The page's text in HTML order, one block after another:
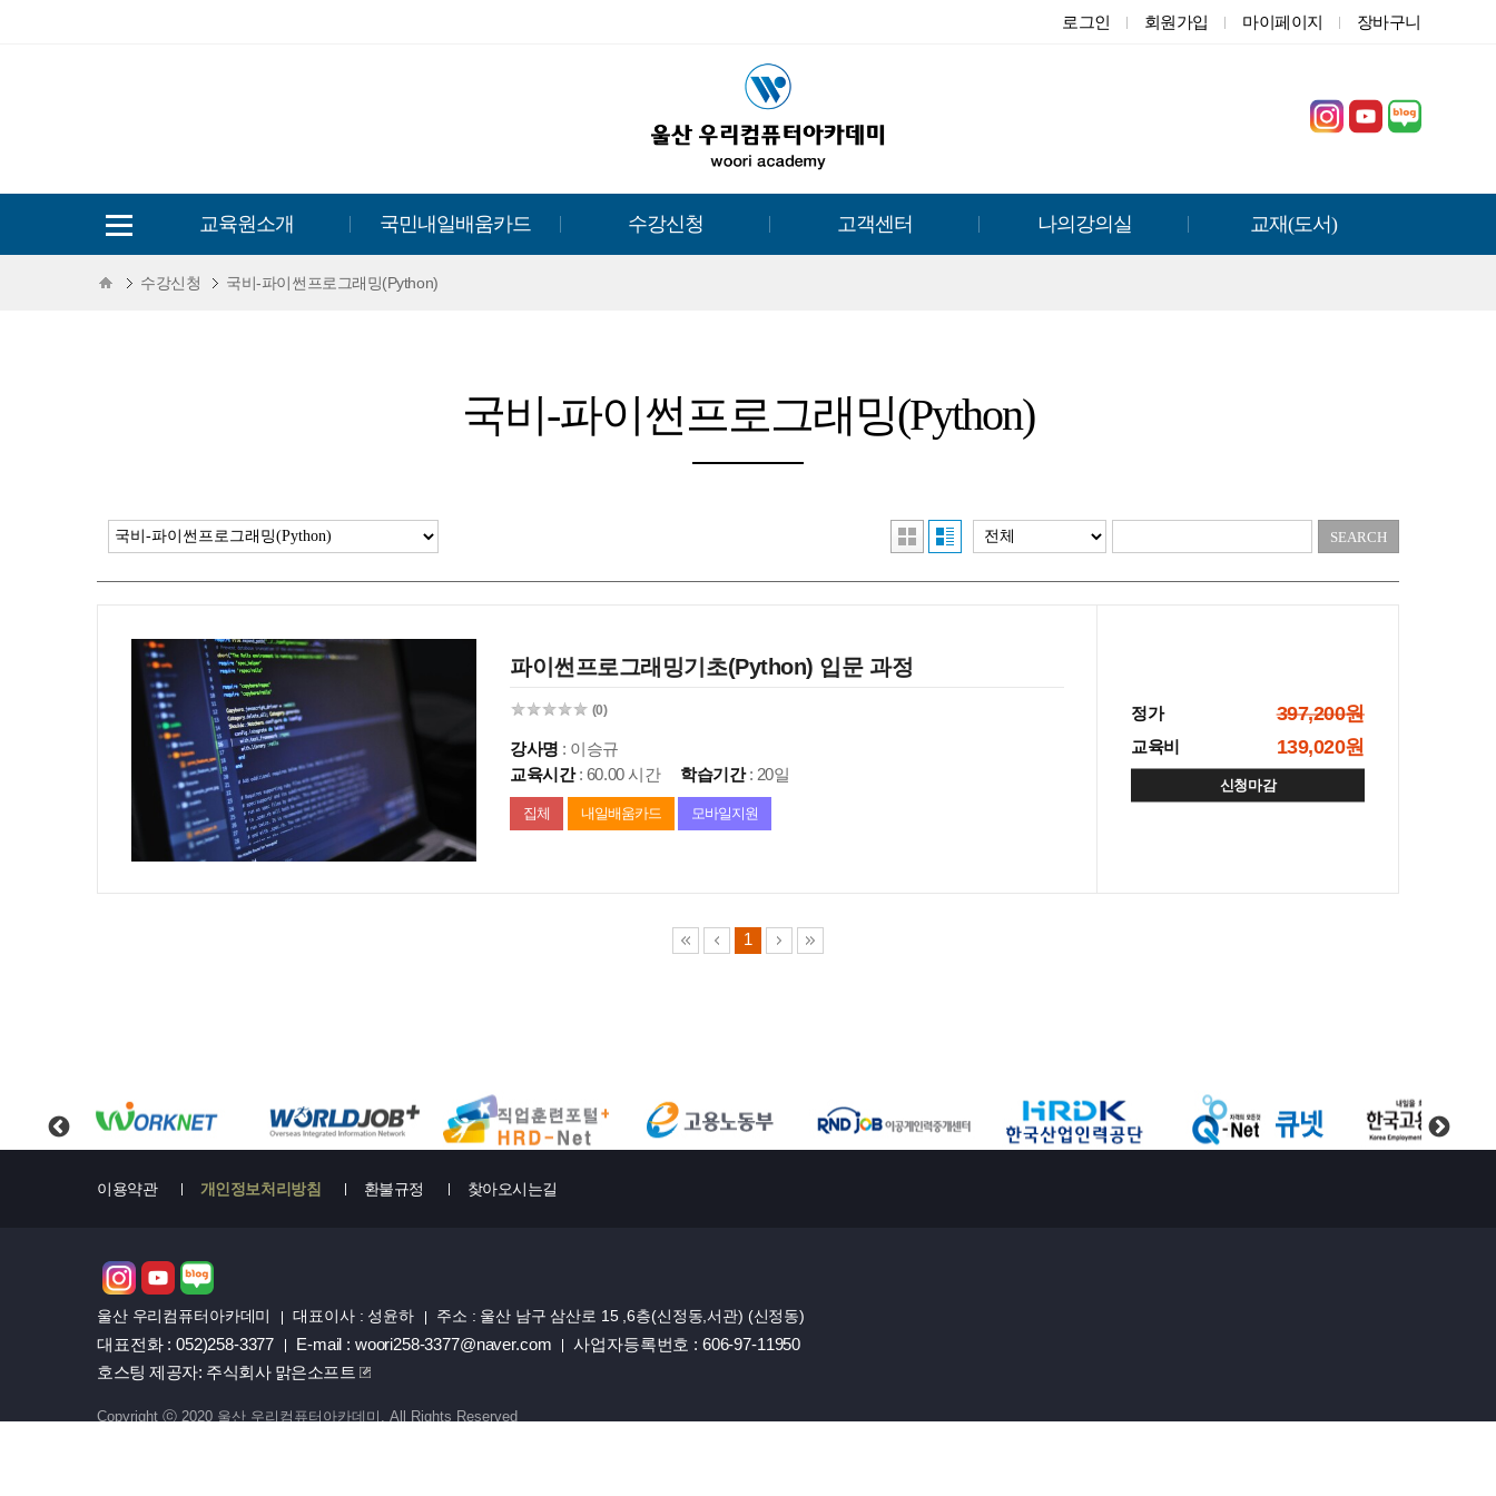
로그인 회원가입 마이페이지 장바구니
교육원소개 국민내일배움카드 수강신청 고객센터 나의강의실 교재(도서)
수강신청 국비-파이썬프로그래밍(Python)
국비-파이썬프로그래밍(Python)
파이썬프로그래밍기초(Python) 입문 과정
(0)
강사명 : 이승규
교육시간: 60.00 시간 학습기간: 20일
집체 내일배움카드 모바일지원
정가 397,200원
교육비 139,020원
신청마감
1
이용약관 개인정보처리방침 환불규정 찾아오시는길
울산 우리컴퓨터아카데미 대표이사 : 성윤하 주소 : 울산 남구 삼산로 15 ,6층(신정동,서관) (신정동)
대표전화 : 052)258-3377 E-mail : woori258-3377@naver.com
사업자등록번호 : 606-97-11950
호스팅 제공자: 주식회사 맑은소프트
Copyright ⓒ 2020 울산 우리컴퓨터아카데미. All Rights Reserved